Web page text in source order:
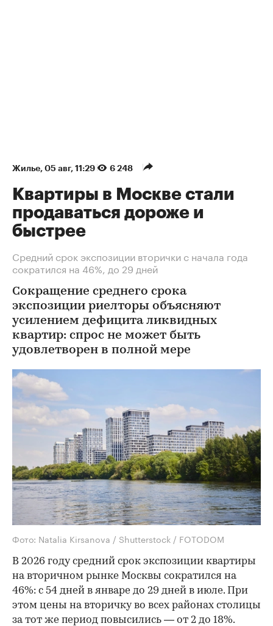
Жилье⁠, 05 авг, 11:29 6 248
Квартиры в Москве стали
продаваться дороже и
быстрее
Средний срок экспозиции вторички с начала года
сократился на 46%, до 29 дней
Сокращение среднего срока
экспозиции риелторы объясняют
усилением дефицита ликвидных
квартир: спрос не может быть
удовлетворен в полной мере
Фото: Natalia Kirsanova / Shutterstock / FOTODOM
В 2026 году средний срок экспозиции квартиры
на вторичном рынке Москвы сократился на
46%: с 54 дней в январе до 29 дней в июле. При
этом цены на вторичку во всех районах столицы
за тот же период повысились — от 2 до 18%.